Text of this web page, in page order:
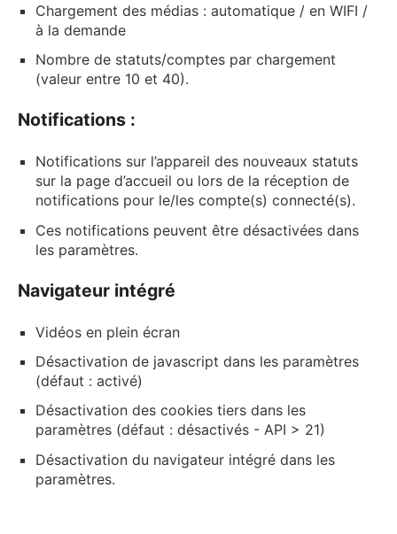
Chargement des médias : automatique / en WIFI /
à la demande
Nombre de statuts/comptes par chargement
(valeur entre 10 et 40).
Notifications :
Notifications sur l’appareil des nouveaux statuts
sur la page d’accueil ou lors de la réception de
notifications pour le/les compte(s) connecté(s).
Ces notifications peuvent être désactivées dans
les paramètres.
Navigateur intégré
Vidéos en plein écran
Désactivation de javascript dans les paramètres
(défaut : activé)
Désactivation des cookies tiers dans les
paramètres (défaut : désactivés - API > 21)
Désactivation du navigateur intégré dans les
paramètres.